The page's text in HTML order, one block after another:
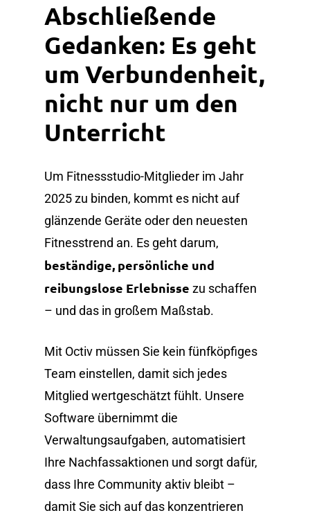
Abschließende
Gedanken: Es geht
um Verbundenheit,
nicht nur um den
Unterricht
Um Fitnessstudio-Mitglieder im Jahr
2025 zu binden, kommt es nicht auf
glänzende Geräte oder den neuesten
Fitnesstrend an. Es geht darum,
beständige, persönliche und
reibungslose Erlebnisse zu schaffen
– und das in großem Maßstab.
Mit Octiv müssen Sie kein fünfköpfiges
Team einstellen, damit sich jedes
Mitglied wertgeschätzt fühlt. Unsere
Software übernimmt die
Verwaltungsaufgaben, automatisiert
Ihre Nachfassaktionen und sorgt dafür,
dass Ihre Community aktiv bleibt –
damit Sie sich auf das konzentrieren